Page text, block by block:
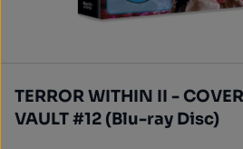
TERROR WITHIN II -
VAULT #12 (Blu-ray Disc)